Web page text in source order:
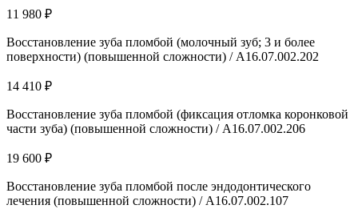
11 980 ₽
Восстановление зуба пломбой (молочный зуб; 3 и более
поверхности) (повышенной сложности) / А16.07.002.202
14 410 ₽
Восстановление зуба пломбой (фиксация отломка коронковой
части зуба) (повышенной сложности) / А16.07.002.206
19 600 ₽
Восстановление зуба пломбой после эндодонтического
лечения (повышенной сложности) / А16.07.002.107